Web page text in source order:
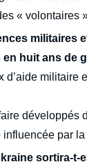
« volontaires
militaires
huit ans de
d’aide militaire
développés
influencée par
sortira-t-